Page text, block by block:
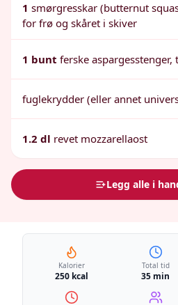
1 smørgresskar (butternut
for frø og skåret i skiver
1 bunt ferske
fuglekrydder (eller annet
1.2 dl revet mozzarellaost
Legg alle i
Kalorier
250 kcal
Total tid
35 min